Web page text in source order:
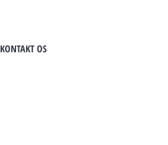
KONTAKT OS